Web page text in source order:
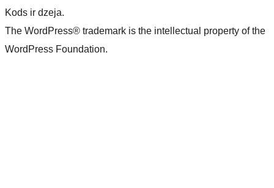
Kods ir dzeja.
The WordPress® trademark is the intellectual property of the
WordPress Foundation.